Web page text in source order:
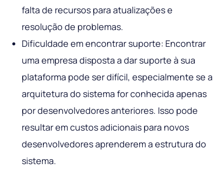
falta de recursos para atualizações e
resolução de problemas.
Dificuldade em encontrar suporte: Encontrar
uma empresa disposta a dar suporte à sua
plataforma pode ser difícil, especialmente se a
arquitetura do sistema for conhecida apenas
por desenvolvedores anteriores. Isso pode
resultar em custos adicionais para novos
desenvolvedores aprenderem a estrutura do
sistema.